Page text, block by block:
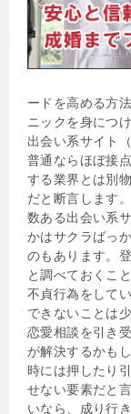
ードを高める方
ニックを身につ
出会い系サイト
普通ならほぼ接
する業界とは別
だと断言します。
数ある出会い系
かはサクラばっ
のもあります。
と調べておくこ
不貞行為をして
できないことは
恋愛相談を引き
が解決するかも
時には押したり
せない要素だと
いなら、成り行